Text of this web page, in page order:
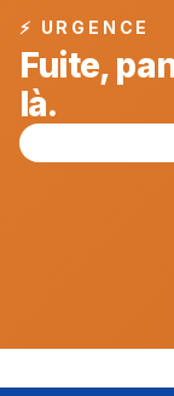
⚡ URGENCE
Fuite,
là.